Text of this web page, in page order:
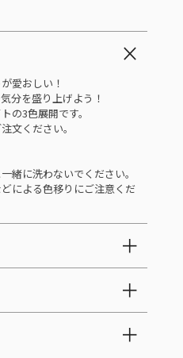
愛おしい！
分を盛り上げよう！
の3色展開です。
文ください。
緒に洗わないでください。
による色移りにご注意くだ